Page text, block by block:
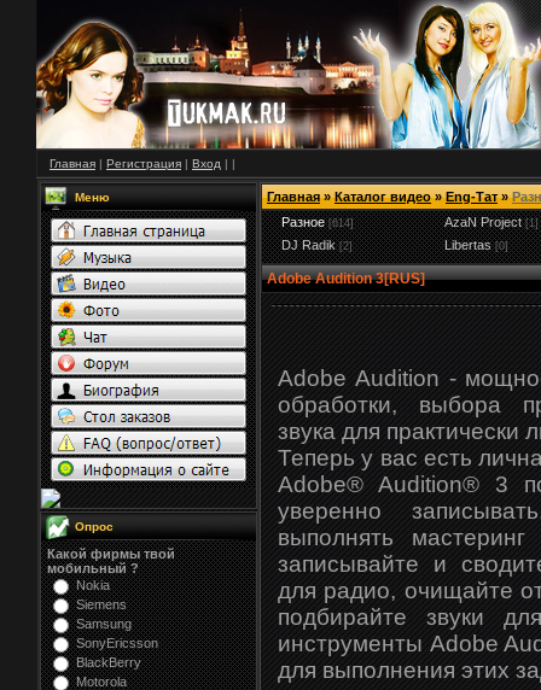
Главная | Регистрация | Вход | |
Меню
Опрос
Какой фирмы твой
мобильный ?
Nokia
Siemens
Samsung
SonyEricsson
BlackBerry
Motorola
Главная»Каталог видео»Eng-Тат»
Разное [614] AzaN Project [1]
DJ Radik [2] Libertas [0]
Adobe Audition 3[RUS]
Adobe Audition -
обработки, выбора
звука для
Теперь у вас есть
Adobe® Audition® 3
уверенно
выполнять
записывайте и
для радио, очищайте
подбирайте звуки
инструменты Adobe
для выполнения этих